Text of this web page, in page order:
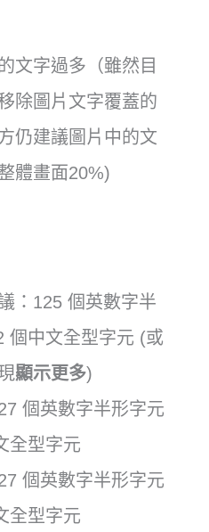
文字過多（雖然目
除圖片文字覆蓋的
仍建議圖片中的文
體畫面20%)
：125 個英數字半
個中文全型字元 (或
顯示更多)
個英數字半形字元
全型字元
個英數字半形字元
全型字元